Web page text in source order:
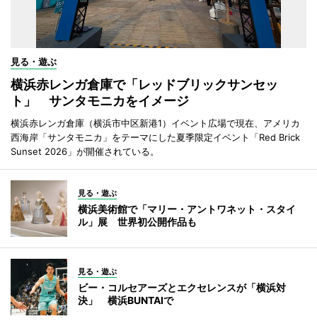
見る・遊ぶ
横浜赤レンガ倉庫で「レッドブリックサンセッ
ト」 サンタモニカをイメージ
横浜赤レンガ倉庫（横浜市中区新港1）イベント広場で現在、アメリカ
西海岸「サンタモニカ」をテーマにした夏季限定イベント「Red Brick
Sunset 2026」が開催されている。
見る・遊ぶ
横浜美術館で「マリー・アントワネット・スタイ
ル」展 世界初公開作品も
見る・遊ぶ
ビー・コルセアーズとエクセレンスが「横浜対
決」 横浜BUNTAIで